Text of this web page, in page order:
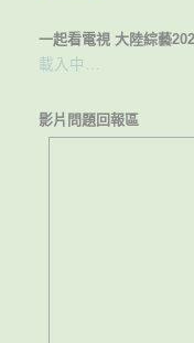
一起看電視 大陸綜藝
載入中…
影片問題回報區